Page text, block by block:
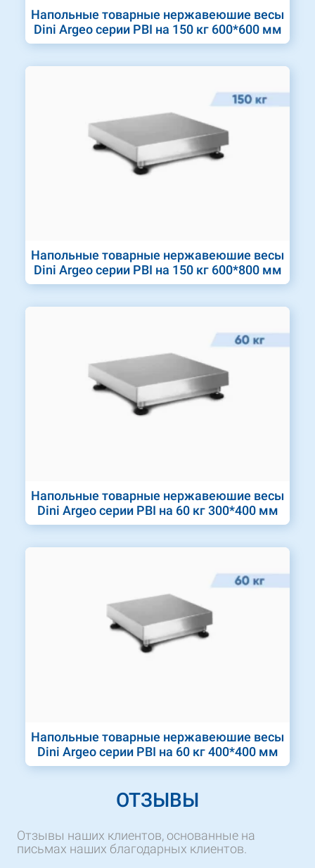
Напольные товарные нержавеюшие весы
Dini Argeo серии PBI на 150 кг 600*600 мм
Напольные товарные нержавеюшие весы
Dini Argeo серии PBI на 150 кг 600*800 мм
Напольные товарные нержавеюшие весы
Dini Argeo серии PBI на 60 кг 300*400 мм
Напольные товарные нержавеюшие весы
Dini Argeo серии PBI на 60 кг 400*400 мм
ОТЗЫВЫ
Отзывы наших клиентов, основанные на
письмах наших благодарных клиентов.